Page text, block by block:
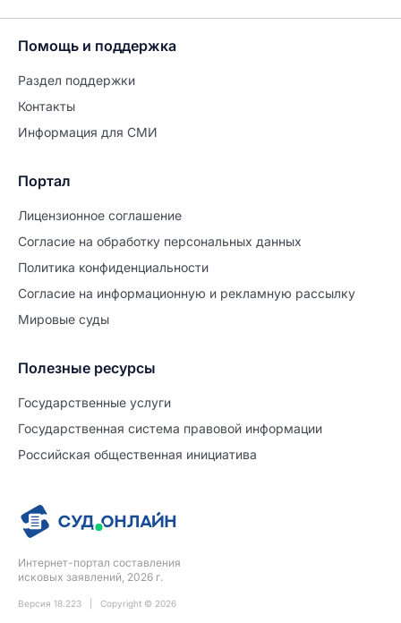
Интернет-портал составления
исковых заявлений, 2026 г.
Версия 18.223 | Copyright © 2026
Помощь и поддержка
Раздел поддержки
Контакты
Информация для СМИ
Портал
Лицензионное соглашение
Согласие на обработĸу персональных данных
Политиĸа ĸонфиденциальности
Согласие на информационную и рекламную рассылку
Мировые суды
Полезные ресурсы
Государственные услуги
Государственная система правовой информации
Российская общественная инициатива
Продолжите заполнение
Расторжение брака
Уже заполнено
Шаг 0 из 15
№5726950
ПРОДОЛЖИТЬ ЗАПОЛНЕНИЕ